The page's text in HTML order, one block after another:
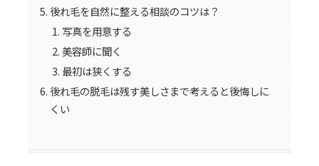
後れ毛を自然に整える相談のコツは？
写真を用意する
美容師に聞く
最初は狭くする
後れ毛の脱毛は残す美しさまで考えると後悔しに
くい